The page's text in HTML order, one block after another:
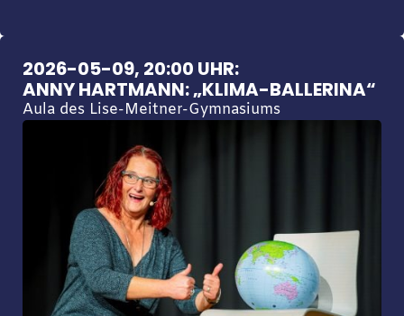
2026-05-09, 20:00 UHR:
ANNY HARTMANN: „KLIMA-BALLERINA“
Aula des Lise-Meitner-Gymnasiums